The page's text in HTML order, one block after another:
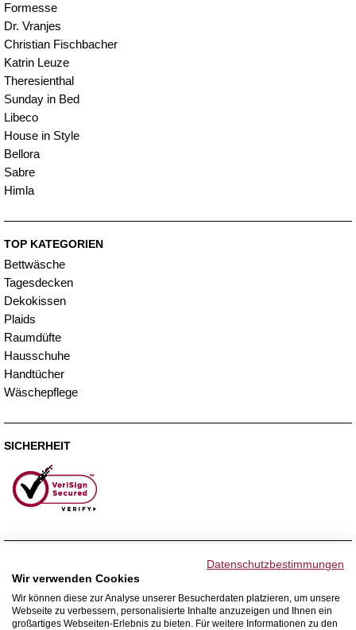
Formesse
Dr. Vranjes
Christian Fischbacher
Katrin Leuze
Theresienthal
Sunday in Bed
Libeco
House in Style
Bellora
Sabre
Himla
TOP KATEGORIEN
Bettwäsche
Tagesdecken
Dekokissen
Plaids
Raumdüfte
Hausschuhe
Handtücher
Wäschepflege
SICHERHEIT
WIR VERSENDEN MIT
Datenschutzbestimmungen
Wir verwenden Cookies
Wir können diese zur Analyse unserer Besucherdaten platzieren, um unsere
Webseite zu verbessern, personalisierte Inhalte anzuzeigen und Ihnen ein
großartiges Webseiten-Erlebnis zu bieten. Für weitere Informationen zu den